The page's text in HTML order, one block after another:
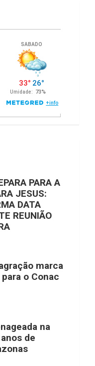
PARA A
JESUS:
DATA
REUNIÃO
marca
o Conac
na
de